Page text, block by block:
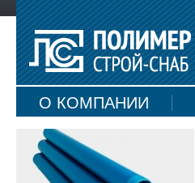
О КОМПАНИИ
КАРТА САЙТА